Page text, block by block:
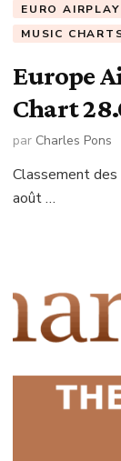
EURO AIRPLAY
MUSIC
Europe
Chart
par Charles Pons
Classement
août …